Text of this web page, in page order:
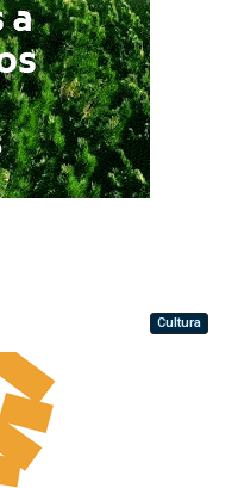
Cultura